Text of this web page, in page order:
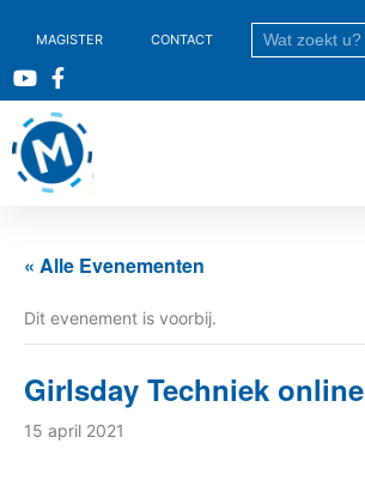
MAGISTER CONTACT
« Alle Evenementen
Dit evenement is voorbij.
Girlsday Techniek online
15 april 2021